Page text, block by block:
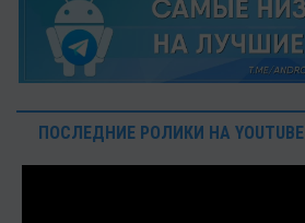
ПОСЛЕДНИЕ РОЛИКИ НА YOUTUBE